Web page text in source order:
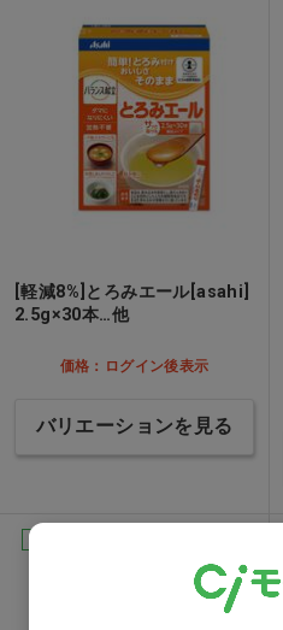
[軽減8%]とろみエール[asahi]
2.5g×30本…他
価格：ログイン後表示
バリエーションを見る
Ciオリジナル